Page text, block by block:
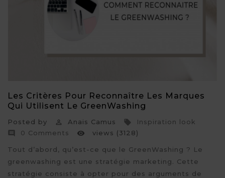
Les Critères Pour Reconnaître Les Marques
Qui Utilisent Le GreenWashing
Posted by  Anais Camus 
Inspiration look

0 Comments  views (3128)
Tout d’abord, qu’est-ce que le GreenWashing ? Le
greenwashing est une stratégie marketing. Cette
stratégie consiste à opter pour des arguments de